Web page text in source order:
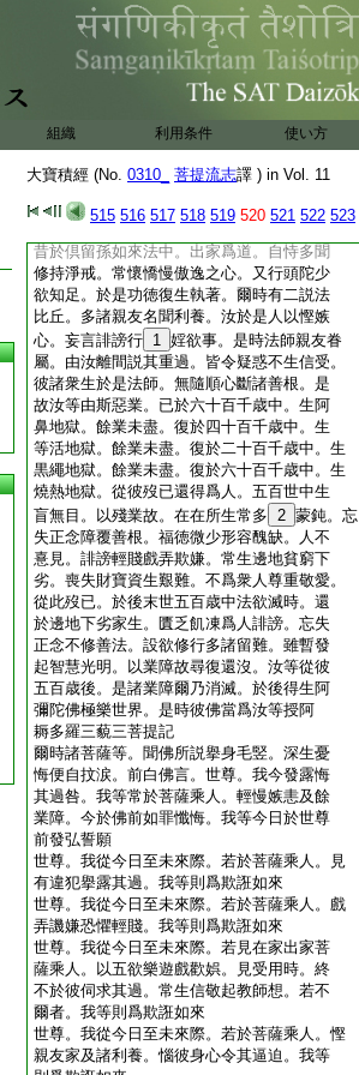
組織 利用条件 使い方
大寶積經 (No. 0310_ 菩提流志譯 ) in Vol. 11
515 516 517 518 519 520 521 522 523
頂禮佛足。悲感流涙不能自起。彌勒菩薩。修
敬已畢退坐一面
爾時佛告諸菩薩言。善男子。汝等應起。勿
復悲號生大熱惱。汝於往昔造作惡業。於諸
衆生以暢悦心。瞋罵毀辱障惱損害。隨自分
別。不能了知業報差別。是故汝等。今爲業
障之所纒覆。於諸善法不能修行。時諸菩薩
聞是語已從地而起。偏袒右肩右膝著地合
掌恭敬。而白佛言。善哉世尊。願爲我等説
此業障。我等知罪當自調伏。我從今日更不
昔於倶留孫如來法中。出家爲道。自恃多聞
修持淨戒。常懷憍慢傲逸之心。又行頭陀少
欲知足。於是功徳復生執著。爾時有二説法
比丘。多諸親友名聞利養。汝於是人以慳嫉
心。妄言誹謗行 1 婬欲事。是時法師親友眷
屬。由汝離間説其重過。皆令疑惑不生信受。
彼諸衆生於是法師。無隨順心斷諸善根。是
故汝等由斯惡業。已於六十百千歳中。生阿
鼻地獄。餘業未盡。復於四十百千歳中。生
等活地獄。餘業未盡。復於二十百千歳中。生
黒繩地獄。餘業未盡。復於六十百千歳中。生
燒熱地獄。從彼歿已還得爲人。五百世中生
盲無目。以殘業故。在在所生常多 2 蒙鈍。忘
失正念障覆善根。福徳微少形容醜缺。人不
憙見。誹謗輕賤戲弄欺嫌。常生邊地貧窮下
劣。喪失財寶資生艱難。不爲衆人尊重敬愛。
從此歿已。於後末世五百歳中法欲滅時。還
於邊地下劣家生。匱乏飢凍爲人誹謗。忘失
正念不修善法。設欲修行多諸留難。雖暫發
起智慧光明。以業障故尋復還沒。汝等從彼
五百歳後。是諸業障爾乃消滅。於後得生阿
彌陀佛極樂世界。是時彼佛當爲汝等授阿
耨多羅三藐三菩提記
爾時諸菩薩等。聞佛所説擧身毛竪。深生憂
悔便自抆涙。前白佛言。世尊。我今發露悔
其過咎。我等常於菩薩乘人。輕慢嫉恚及餘
業障。今於佛前如罪懺悔。我等今日於世尊
前發弘誓願
世尊。我從今日至未來際。若於菩薩乘人。見
有違犯擧露其過。我等則爲欺誑如來
世尊。我從今日至未來際。若於菩薩乘人。戲
弄譏嫌恐懼輕賤。我等則爲欺誑如來
世尊。我從今日至未來際。若見在家出家菩
薩乘人。以五欲樂遊戲歡娯。見受用時。終
不於彼伺求其過。常生信敬起教師想。若不
爾者。我等則爲欺誑如來
世尊。我從今日至未來際。若於菩薩乘人。慳
親友家及諸利養。惱彼身心令其逼迫。我等